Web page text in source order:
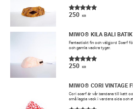
250 KR
MIWO® KILA BALI
Fantastiskt fin och välgjord Scarf
och gamla vackra tyger.
250 KR
MIWO® CORI VINTAGE
​Cori scarf är vår bandana till katt
små lagda veck i vardera sida och